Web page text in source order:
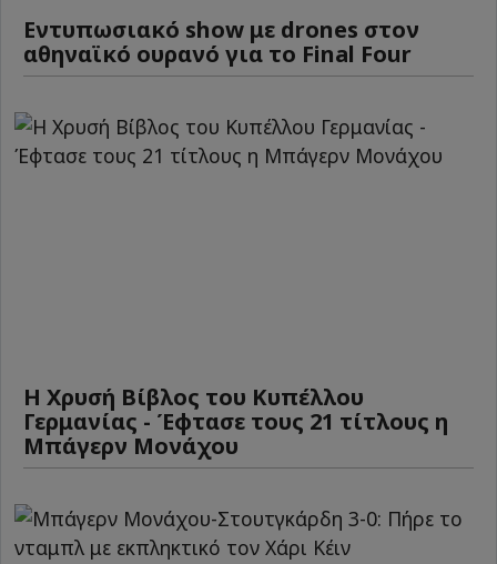
Εντυπωσιακό show με drones στον
αθηναϊκό ουρανό για το Final Four
Η Χρυσή Βίβλος του Κυπέλλου
Γερμανίας - Έφτασε τους 21 τίτλους η
Μπάγερν Μονάχου